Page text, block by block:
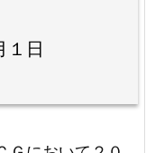
日